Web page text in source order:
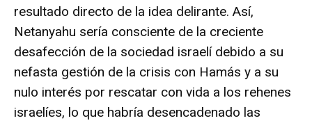
resultado directo de la idea delirante. Así,
Netanyahu sería consciente de la creciente
desafección de la sociedad israelí debido a su
nefasta gestión de la crisis con Hamás y a su
nulo interés por rescatar con vida a los rehenes
israelíes, lo que habría desencadenado las